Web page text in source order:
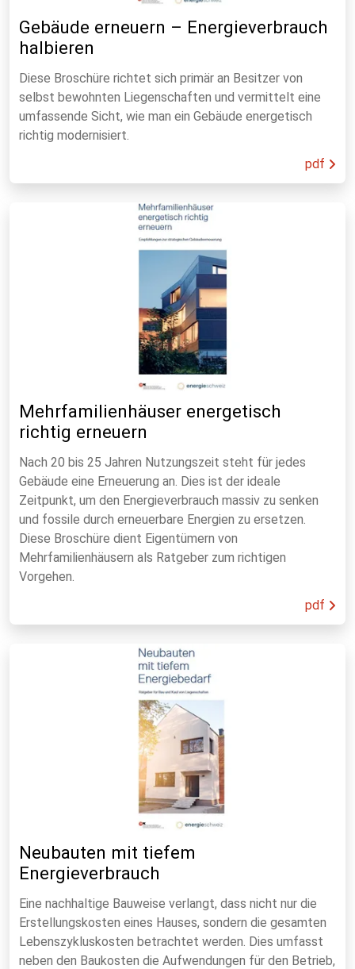
Gebäude erneuern – Energieverbrauch
halbieren
Diese Broschüre richtet sich primär an Besitzer von
selbst bewohnten Liegenschaften und vermittelt eine
umfassende Sicht, wie man ein Gebäude energetisch
richtig modernisiert.
pdf
Mehrfamilienhäuser energetisch
richtig erneuern
Nach 20 bis 25 Jahren Nutzungszeit steht für jedes
Gebäude eine Erneuerung an. Dies ist der ideale
Zeitpunkt, um den Energieverbrauch massiv zu senken
und fossile durch erneuerbare Energien zu ersetzen.
Diese Broschüre dient Eigentümern von
Mehrfamilienhäusern als Ratgeber zum richtigen
Vorgehen.
pdf
Neubauten mit tiefem
Energieverbrauch
Eine nachhaltige Bauweise verlangt, dass nicht nur die
Erstellungskosten eines Hauses, sondern die gesamten
Lebenszykluskosten betrachtet werden. Dies umfasst
neben den Baukosten die Aufwendungen für den Betrieb,